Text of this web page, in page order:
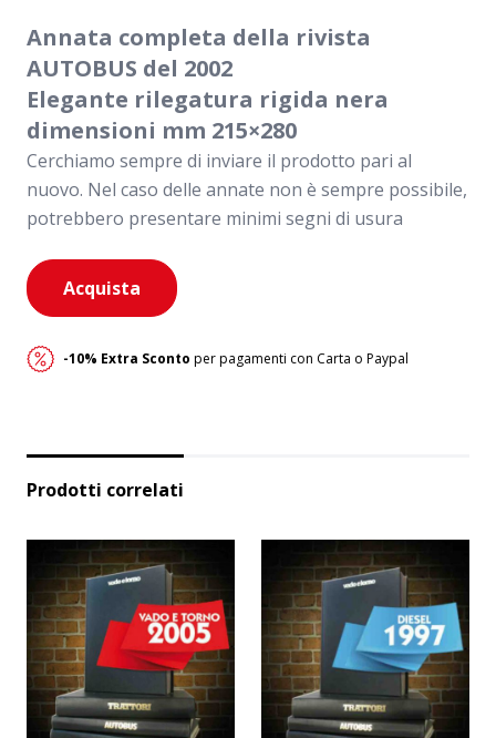
Annata completa della rivista
AUTOBUS del 2002
Elegante rilegatura rigida nera
dimensioni mm 215×280
Cerchiamo sempre di inviare il prodotto pari al
nuovo. Nel caso delle annate non è sempre possibile,
potrebbero presentare minimi segni di usura
Autobus
2002
quantità
Acquista
-10% Extra Sconto per pagamenti con Carta o Paypal
Prodotti correlati